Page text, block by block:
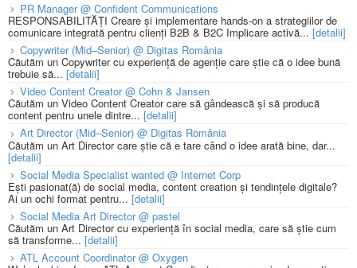
PR Manager @ Confident Communications
RESPONSABILITĂȚI Creare și implementare hands-on a strategiilor de
comunicare integrată pentru clienți B2B & B2C Implicare activă... [detalii]
Copywriter (Mid–Senior) @ Digitas România
Căutăm un Copywriter cu experiență de agenție care știe că o idee bună
trebuie să... [detalii]
Video Content Creator @ Cohn & Jansen
Căutăm un Video Content Creator care să gândească și să producă
content pentru unele dintre... [detalii]
Art Director (Mid–Senior) @ Digitas România
Căutăm un Art Director care știe că e tare când o idee arată bine, dar...
[detalii]
Social Media Specialist wanted @ Internet Corp
Ești pasionat(ă) de social media, content creation și tendințele digitale?
Ai un ochi format pentru... [detalii]
Social Media Art Director @ pastel
Căutăm un Art Director cu experiență în social media, care să știe cum
să transforme... [detalii]
ATL Account Coordinator @ Oxygen